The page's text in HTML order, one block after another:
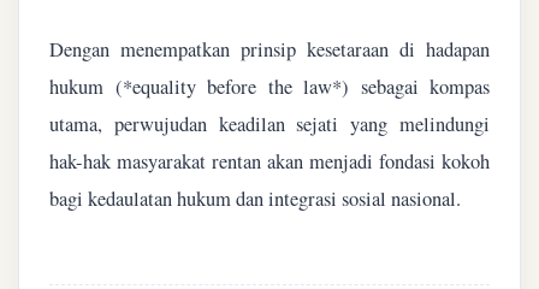
Dengan menempatkan prinsip kesetaraan di hadapan
hukum (*equality before the law*) sebagai kompas
utama, perwujudan keadilan sejati yang melindungi
hak-hak masyarakat rentan akan menjadi fondasi kokoh
bagi kedaulatan hukum dan integrasi sosial nasional.